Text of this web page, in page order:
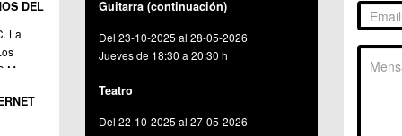
DEL
La
/
Guitarra (continuación)
Del 23-10-2025 al 28-05-2026
Jueves de 18:30 a 20:30 h
Teatro
Del 22-10-2025 al 27-05-2026
C.C.